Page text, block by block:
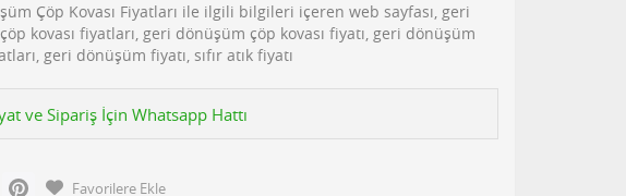
Çöp Kovası Fiyatları ile ilgili bilgileri içeren web sayfası, geri
kovası fiyatları, geri dönüşüm çöp kovası fiyatı, geri dönüşüm
geri dönüşüm fiyatı, sıfır atık fiyatı
ve Sipariş İçin Whatsapp Hattı
Twitter PinterestFavorilere Ekle